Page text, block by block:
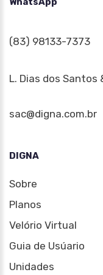
(83) 98133-7373
L. Dias dos Santos
sac@digna.com.br
DIGNA
Sobre
Planos
Velório Virtual
Guia de Usúario
Unidades